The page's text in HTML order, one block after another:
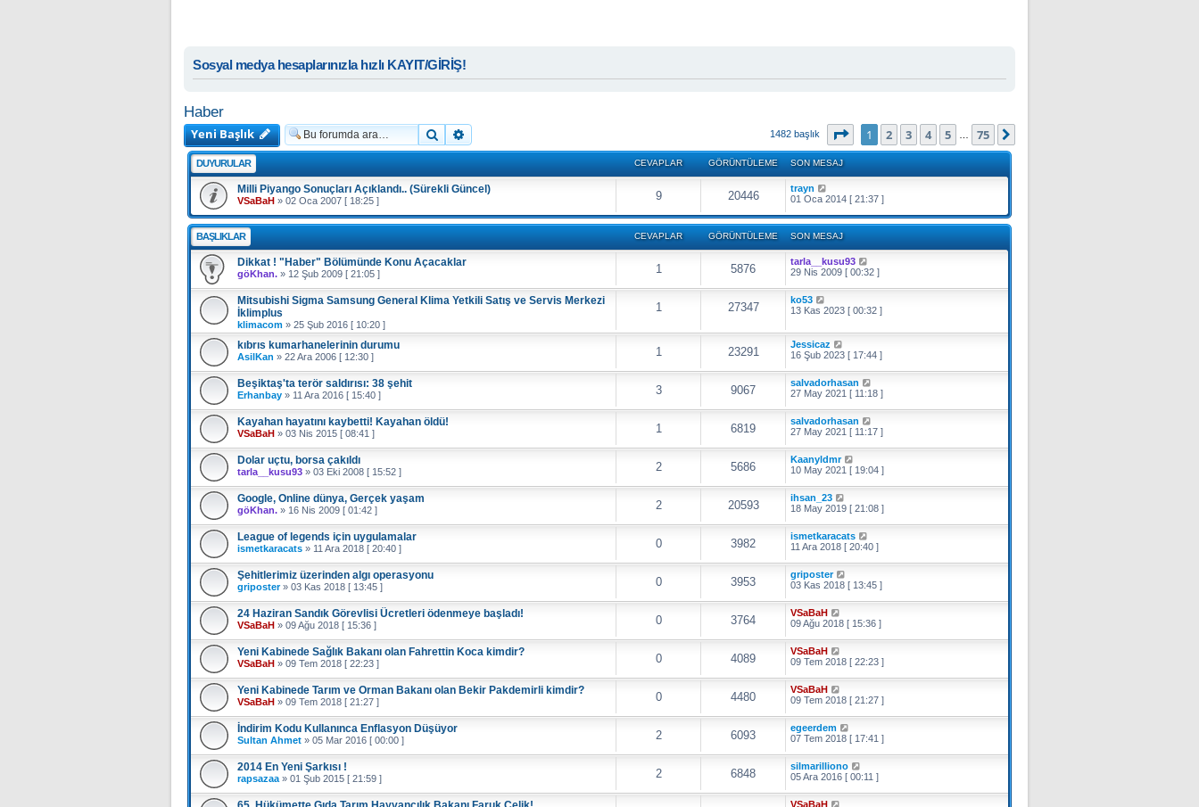
Sosyal medya hesaplarınızla hızlı KAYIT/GİRİŞ!
Haber
Yeni Başlık
Ara 1482 başlık . sayfa (Toplam 75 sayfa)
1 2 3 4 5 75
DUYURULAR CEVAPLAR GÖRÜNTÜLEME SON MESAJ
Milli Piyango Sonuçları Açıklandı.. (Sürekli Güncel)
VSaBaH » 02 Oca 2007 [ 18:25 ] 9 20446
trayn
01 Oca 2014 [ 21:37 ]
BAŞLIKLAR CEVAPLAR GÖRÜNTÜLEME SON MESAJ
Dikkat ! "Haber" Bölümünde Konu Açacaklar
göKhan. » 12 Şub 2009 [ 21:05 ] 1 5876
tarla__kusu93
29 Nis 2009 [ 00:32 ]
Mitsubishi Sigma Samsung General Klima Yetkili Satış ve Servis Merkezi
İklimplus
klimacom » 25 Şub 2016 [ 10:20 ]
1 27347
ko53
13 Kas 2023 [ 00:32 ]
kıbrıs kumarhanelerinin durumu
AsilKan » 22 Ara 2006 [ 12:30 ] 1 23291
Jessicaz
16 Şub 2023 [ 17:44 ]
Beşiktaş'ta terör saldırısı: 38 şehit
Erhanbay » 11 Ara 2016 [ 15:40 ] 3 9067
salvadorhasan
27 May 2021 [ 11:18 ]
Kayahan hayatını kaybetti! Kayahan öldü!
VSaBaH » 03 Nis 2015 [ 08:41 ] 1 6819
salvadorhasan
27 May 2021 [ 11:17 ]
Dolar uçtu, borsa çakıldı
tarla__kusu93 » 03 Eki 2008 [ 15:52 ] 2 5686
Kaanyldmr
10 May 2021 [ 19:04 ]
Google, Online dünya, Gerçek yaşam
göKhan. » 16 Nis 2009 [ 01:42 ] 2 20593
ihsan_23
18 May 2019 [ 21:08 ]
League of legends için uygulamalar
ismetkaracats » 11 Ara 2018 [ 20:40 ] 0 3982
ismetkaracats
11 Ara 2018 [ 20:40 ]
Şehitlerimiz üzerinden algı operasyonu
griposter» 03 Kas 2018 [ 13:45 ] 0 3953
griposter
03 Kas 2018 [ 13:45 ]
24 Haziran Sandık Görevlisi Ücretleri ödenmeye başladı!
VSaBaH » 09 Ağu 2018 [ 15:36 ] 0 3764
VSaBaH
09 Ağu 2018 [ 15:36 ]
Yeni Kabinede Sağlık Bakanı olan Fahrettin Koca kimdir?
VSaBaH » 09 Tem 2018 [ 22:23 ] 0 4089
VSaBaH
09 Tem 2018 [ 22:23 ]
Yeni Kabinede Tarım ve Orman Bakanı olan Bekir Pakdemirli kimdir?
VSaBaH » 09 Tem 2018 [ 21:27 ] 0 4480
VSaBaH
09 Tem 2018 [ 21:27 ]
İndirim Kodu Kullanınca Enflasyon Düşüyor
Sultan Ahmet » 05 Mar 2016 [ 00:00 ] 2 6093
egeerdem
07 Tem 2018 [ 17:41 ]
2014 En Yeni Şarkısı !
rapsazaa » 01 Şub 2015 [ 21:59 ] 2 6848
silmarilliono
05 Ara 2016 [ 00:11 ]
VSaBaH